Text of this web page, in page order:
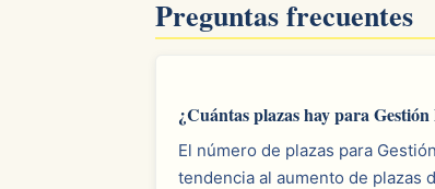
Preguntas frecuentes
¿Cuántas plazas hay para
El número de plazas para
tendencia al aumento de plazas